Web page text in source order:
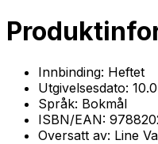
Innbinding: Heftet
Utgivelsesdato:
Språk: Bokmål
ISBN/EAN:
Oversatt av: Line